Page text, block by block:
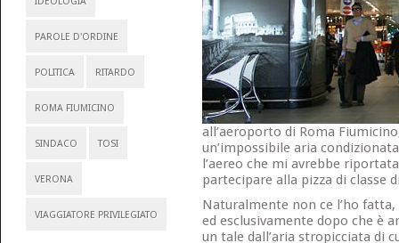
PAROLE D'ORDINE
POLITICA RITARDO
ROMA FIUMICINO
SINDACO TOSI
VERONA
VIAGGIATORE PRIVILEGIATO
all’aeroporto di Roma
un’impossibile aria
l’aereo che mi avrebbe
partecipare alla pizza di classe
Naturalmente non ce l’ho
ed esclusivamente dopo che è
un tale dall’aria stropicciata di